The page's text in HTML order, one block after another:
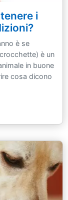
i
è se
è un
in buone
cosa dicono